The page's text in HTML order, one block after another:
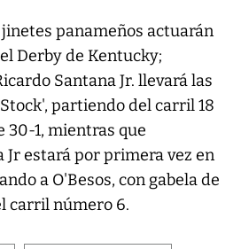
panameños actuarán
Derby de Kentucky;
Santana Jr. llevará las
partiendo del carril 18
30-1, mientras que
Jr estará por primera vez en
a O'Besos, con gabela de
carril número 6.